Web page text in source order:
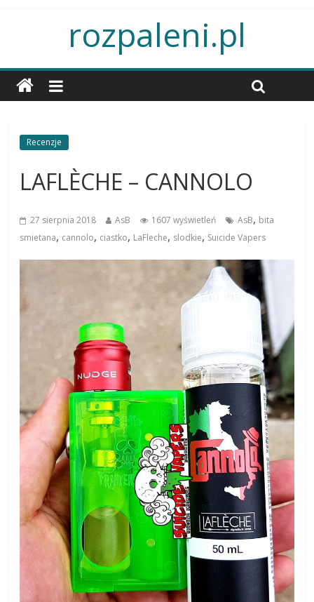
rozpaleni.pl
Recenzje
LAFLÈCHE – CANNOLO
27 sierpnia 2018 AsB 1607 wyświetleń AsB, bita
smietana, cannolo, ciastko, LaFleche, slodkie, Suicide Vapers